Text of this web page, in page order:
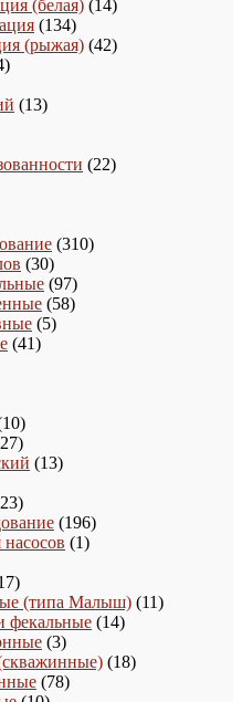
товаров
(белая) 1414
134134
товара
(рыжая) 4242
94
1313
2222
310310
3030
товаров
9797
товаров
5858
55
4141
1010
товаров
2727
товаров
1313
2323
товара196196
11
17
товаров
(типа Малыш) 1111
фекальные 1414
33
товара 1818
7878